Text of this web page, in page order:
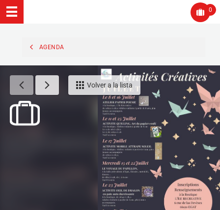
0
AGENDA
Volver a la lista